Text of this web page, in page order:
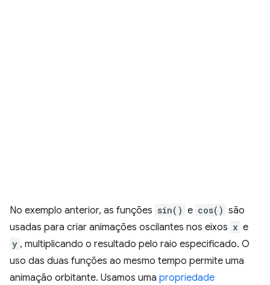
No exemplo anterior, as funções sin() e cos() são
usadas para criar animações oscilantes nos eixos x e
y , multiplicando o resultado pelo raio especificado. O
uso das duas funções ao mesmo tempo permite uma
animação orbitante. Usamos uma propriedade